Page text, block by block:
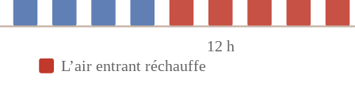
12 h
L’air entrant réchauffe